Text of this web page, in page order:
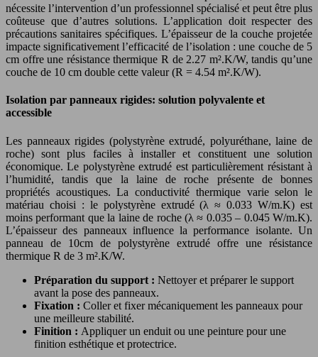
nécessite l’intervention d’un professionnel spécialisé et peut être plus
coûteuse que d’autres solutions. L’application doit respecter des
précautions sanitaires spécifiques. L’épaisseur de la couche projetée
impacte significativement l’efficacité de l’isolation : une couche de 5
cm offre une résistance thermique R de 2.27 m².K/W, tandis qu’une
couche de 10 cm double cette valeur (R = 4.54 m².K/W).
Isolation par panneaux rigides: solution polyvalente et
accessible
Les panneaux rigides (polystyrène extrudé, polyuréthane, laine de
roche) sont plus faciles à installer et constituent une solution
économique. Le polystyrène extrudé est particulièrement résistant à
l’humidité, tandis que la laine de roche présente de bonnes
propriétés acoustiques. La conductivité thermique varie selon le
matériau choisi : le polystyrène extrudé (λ ≈ 0.033 W/m.K) est
moins performant que la laine de roche (λ ≈ 0.035 – 0.045 W/m.K).
L’épaisseur des panneaux influence la performance isolante. Un
panneau de 10cm de polystyrène extrudé offre une résistance
thermique R de 3 m².K/W.
Préparation du support : Nettoyer et préparer le support
avant la pose des panneaux.
Fixation : Coller et fixer mécaniquement les panneaux pour
une meilleure stabilité.
Finition : Appliquer un enduit ou une peinture pour une
finition esthétique et protectrice.